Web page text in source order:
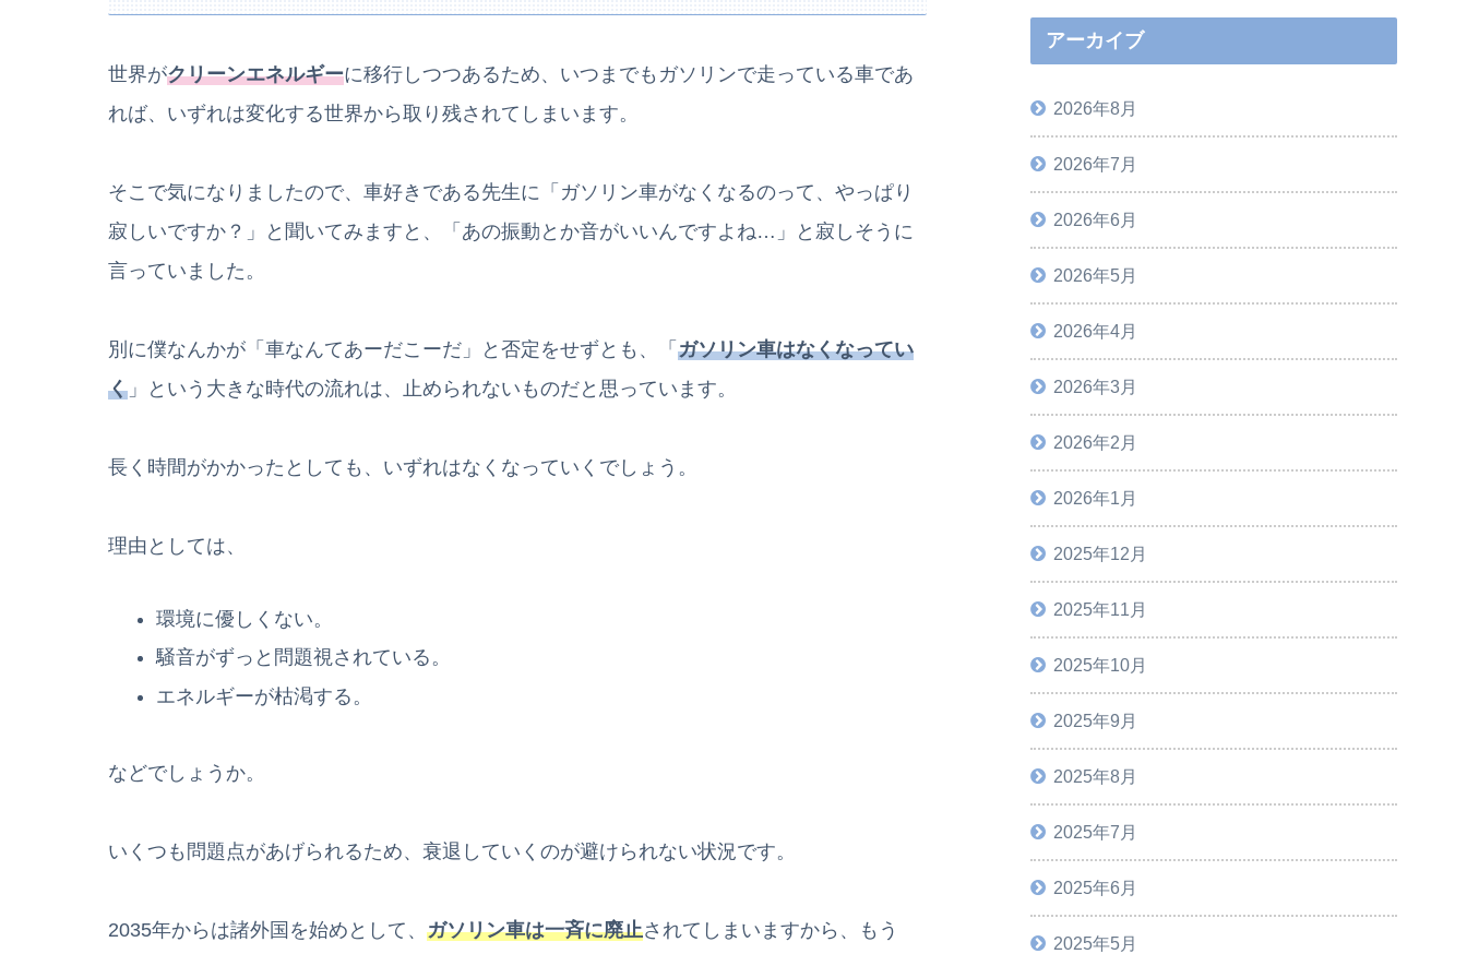
世界がクリーンエネルギーに移行しつつあるため、いつまでもガソリンで走っている車であ
れば、いずれは変化する世界から取り残されてしまいます。
そこで気になりましたので、車好きである先生に「ガソリン車がなくなるのって、やっぱり
寂しいですか？」と聞いてみますと、「あの振動とか音がいいんですよね…」と寂しそうに
言っていました。
別に僕なんかが「車なんてあーだこーだ」と否定をせずとも、「 ガソリン車はなくなってい
く 」という大きな時代の流れは、止められないものだと思っています。
長く時間がかかったとしても、いずれはなくなっていくでしょう。
理由としては、
環境に優しくない。
騒音がずっと問題視されている。
エネルギーが枯渇する。
などでしょうか。
いくつも問題点があげられるため、衰退していくのが避けられない状況です。
2035年からは諸外国を始めとして、 ガソリン車は一斉に廃止されてしまいますから、もう
アーカイブ
2026年8月
2026年7月
2026年6月
2026年5月
2026年4月
2026年3月
2026年2月
2026年1月
2025年12月
2025年11月
2025年10月
2025年9月
2025年8月
2025年7月
2025年6月
2025年5月